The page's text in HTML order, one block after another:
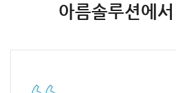
아름솔루션에